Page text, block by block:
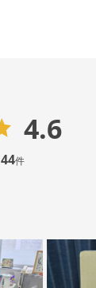
4.6
44件